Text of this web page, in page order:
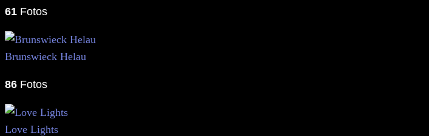
61 Fotos
Brunswieck Helau
86 Fotos
Love Lights